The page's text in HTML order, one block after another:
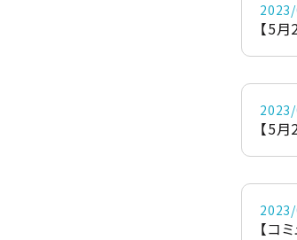
【5
【5
【コ